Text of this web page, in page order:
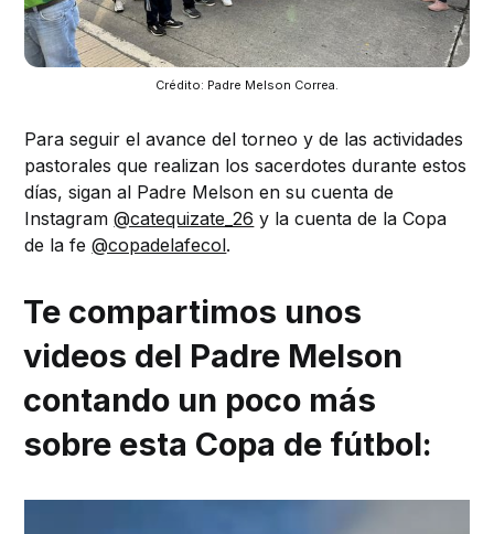
Crédito: Padre Melson Correa.
Para seguir el avance del torneo y de las actividades
pastorales que realizan los sacerdotes durante estos
días, sigan al Padre Melson en su cuenta de
Instagram@catequizate_26 y la cuenta de la Copa
de la fe@copadelafecol.
Te compartimos unos
videos del Padre Melson
contando un poco más
sobre esta Copa de fútbol: